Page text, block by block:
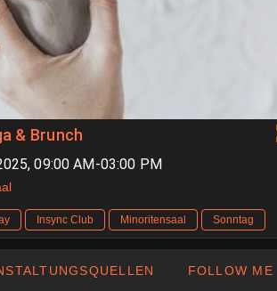
& Brunch
09:00 AM-03:00 PM
Insync Club Minoritensaal Sonntag
FOLLOW ME